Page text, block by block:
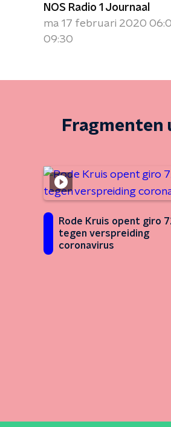
NOS Radio 1 Journaal
ma 17 februari 2020
09:30
Fragmenten
Rode Kruis opent giro
tegen verspreiding
coronavirus